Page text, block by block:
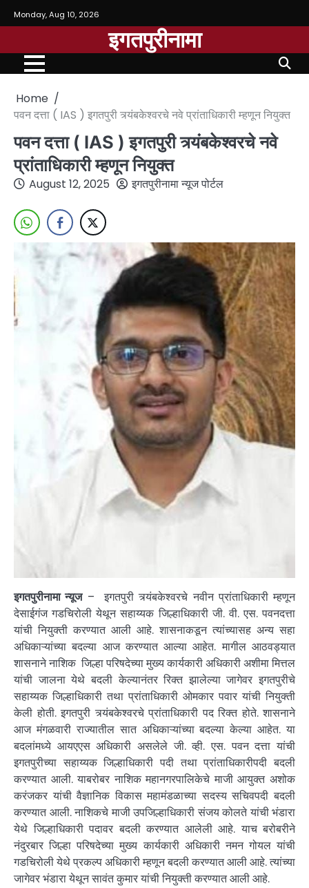
Monday, Aug 10, 2026
इगतपुरीनामा
Home
पवन दत्ता ( IAS ) इगतपुरी त्र्यंबकेश्वरचे नवे प्रांताधिकारी म्हणून नियुक्त
पवन दत्ता ( IAS ) इगतपुरी त्र्यंबकेश्वरचे नवे
प्रांताधिकारी म्हणून नियुक्त
August 12, 2025 इगतपुरीनामा न्यूज पोर्टल
इगतपुरीनामा न्यूज– इगतपुरी त्र्यंबकेश्वरचे नवीन प्रांताधिकारी म्हणून
देसाईगंज गडचिरोली येथून सहाय्यक जिल्हाधिकारी जी. वी. एस. पवनदत्ता
यांची नियुक्ती करण्यात आली आहे. शासनाकडून त्यांच्यासह अन्य सहा
अधिकाऱ्यांच्या बदल्या आज करण्यात आल्या आहेत. मागील आठवड्यात
शासनाने नाशिक जिल्हा परिषदेच्या मुख्य कार्यकारी अधिकारी अशीमा मित्तल
यांची जालना येथे बदली केल्यानंतर रिक्त झालेल्या जागेवर इगतपुरीचे
सहाय्यक जिल्हाधिकारी तथा प्रांताधिकारी ओमकार पवार यांची नियुक्ती
केली होती. इगतपुरी त्र्यंबकेश्वरचे प्रांताधिकारी पद रिक्त होते. शासनाने
आज मंगळवारी राज्यातील सात अधिकाऱ्यांच्या बदल्या केल्या आहेत. या
बदलांमध्ये आयएएस अधिकारी असलेले जी. व्ही. एस. पवन दत्ता यांची
इगतपुरीच्या सहाय्यक जिल्हाधिकारी पदी तथा प्रांताधिकारीपदी बदली
करण्यात आली. याबरोबर नाशिक महानगरपालिकेचे माजी आयुक्त अशोक
करंजकर यांची वैज्ञानिक विकास महामंडळाच्या सदस्य सचिवपदी बदली
करण्यात आली. नाशिकचे माजी उपजिल्हाधिकारी संजय कोलते यांची भंडारा
येथे जिल्हाधिकारी पदावर बदली करण्यात आलेली आहे. याच बरोबरीने
नंदुरबार जिल्हा परिषदेच्या मुख्य कार्यकारी अधिकारी नमन गोयल यांची
गडचिरोली येथे प्रकल्प अधिकारी म्हणून बदली करण्यात आली आहे. त्यांच्या
जागेवर भंडारा येथून सावंत कुमार यांची नियुक्ती करण्यात आली आहे.